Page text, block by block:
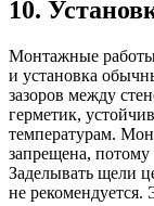
10.
Монтажные
и установка
зазоров между
герметик,
температурам.
запрещена,
Заделывать щели
не